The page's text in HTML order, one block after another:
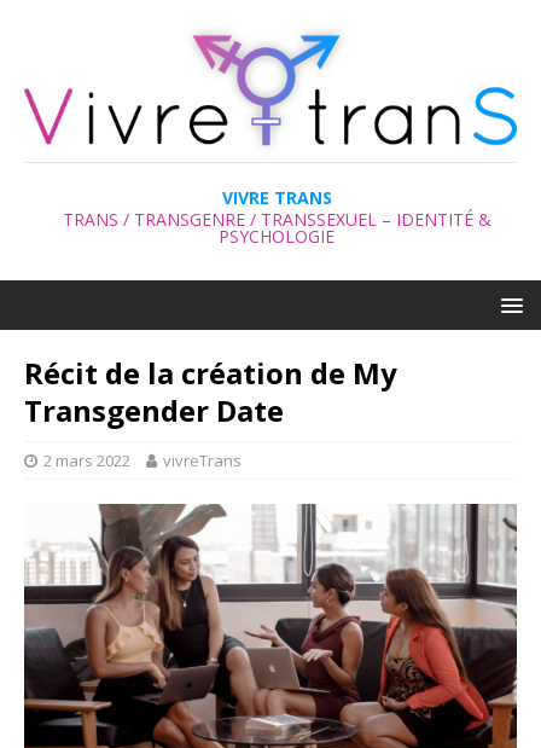
VIVRE TRANS
TRANS / TRANSGENRE / TRANSSEXUEL – IDENTITÉ &
PSYCHOLOGIE
Récit de la création de My
Transgender Date
2 mars 2022 vivreTrans